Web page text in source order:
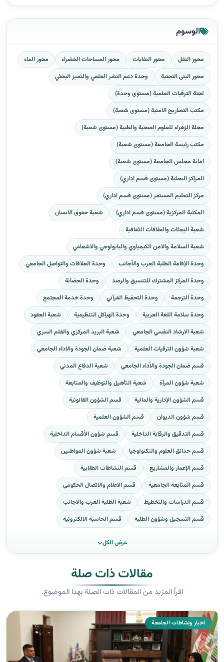
الوسوم
محور النقل محور النفايات محور المساحات الخضراء
محور الماء
محور البنى التحتية
وحدة دعم النشر العلمي والتميز البحثي
لجنة الترقيات العلمية (مستوى وحدة)
مكتب التصاريح الامنية (مستوى شعبة)
مجلة الزهراء للعلوم الصحية والطبية (مستوى شعبة)
مكتب رئيسة الجامعة (مستوى شعبة)
امانة مجلس الجامعة (مستوى شعبة)
المراكز البحثية (مستوى قسم اداري)
مركز التعليم المستمر (مستوى قسم اداري)
المكتبة المركزية (مستوى قسم اداري)
شعبة حقوق الانسان
شعبة البعثات والعلاقات الثقافية
شعبة السلامة والامن الكيمياوي والبايولوجي والاشعاعي
وحدة الإقامة الطلبة العرب والأجانب
وحدة العلاقات والتواصل الجامعي
وحدة المركز المشترك للتنسيق والرصد
وحدة الحضانة
وحدة الترجمة
وحدة التحفيظ القرآني
وحدة خدمة المجتمع
وحدة سلامة اللغة العربية
وحدة الهياكل التنظيمية
شعبة العقود
شعبة الارشاد النفسي الجامعي
شعبة البريد المركزي والقلم السري
شعبة شؤون الترقيات العلمية
شعبة ضمان الجودة والاداء الجامعي
قسم ضمان الجودة والأداء الجامعي
شعبة الدفاع المدني
شعبة شؤون المرأة
شعبة التأهيل والتوظيف والمتابعة
قسم الشؤون الإدارية والمالية
قسم الشؤون القانونية
قسم شؤون الديوان
قسم الشؤون العلمية
قسم التدقيق والرقابة الداخلية
قسم شؤون الأقسام الداخلية
قسم حدائق العلوم والتكنولوجيا
شعبة شؤون المواطنين
قسم الإعمار والمشاريع
قسم النشاطات الطلابية
قسم المتابعة الجامعية
قسم الاعلام والاتصال الحكومي
قسم الدراسات والتخطيط
شعبة الطلبة العرب والاجانب
قسم التسجيل وشؤون الطلبة
قسم الحاسبة الالكترونية
عرض الكل
مقالات ذات صلة
اقرأ المزيد من المقالات ذات الصلة بهذا الموضوع.
اخبار ونشاطات الجامعة